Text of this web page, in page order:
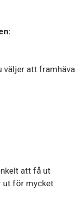
väljer att framhäva
att få ut
ut för mycket